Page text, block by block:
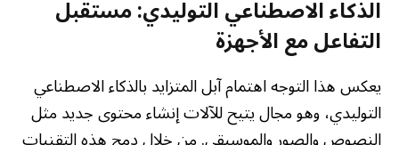
الذكاء الاصطناعي التوليدي: مستقبل
التفاعل مع الأجهزة
يعكس هذا التوجه اهتمام آبل المتزايد بالذكاء الاصطناعي
التوليدي، وهو مجال يتيح للآلات إنشاء محتوى جديد مثل